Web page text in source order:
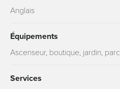
Anglais
Équipements
Ascenseur, boutique, jardin, parc
Services